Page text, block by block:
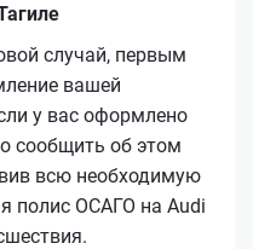
случай, первым
вашей
у вас оформлено
сообщить об этом
всю необходимую
полис ОСАГО на Audi